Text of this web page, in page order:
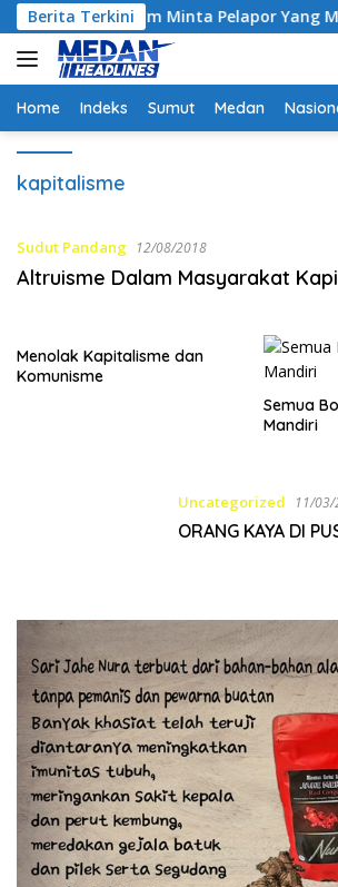
Langsung
ke
konten
Berita Terkini
Hakim Minta Pelapor Yang
Home Indeks Sumut Medan
kapitalisme
Sudut Pandang 12/08/2018
Altruisme Dalam Masyarakat
Menolak Kapitalisme dan
Komunisme
Semua
Mandiri
Uncategorized 11/
ORANG KAYA DI